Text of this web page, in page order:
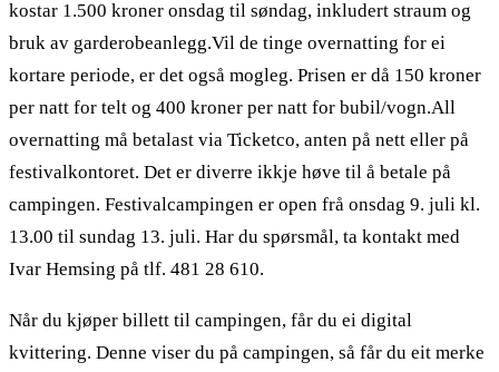
kostar 1.500 kroner onsdag til søndag, inkludert straum og
bruk av garderobeanlegg.Vil de tinge overnatting for ei
kortare periode, er det også mogleg. Prisen er då 150 kroner
per natt for telt og 400 kroner per natt for bubil/vogn.All
overnatting må betalast via Ticketco, anten på nett eller på
festivalkontoret. Det er diverre ikkje høve til å betale på
campingen. Festivalcampingen er open frå onsdag 9. juli kl.
13.00 til sundag 13. juli. Har du spørsmål, ta kontakt med
Ivar Hemsing på tlf. 481 28 610.
Når du kjøper billett til campingen, får du ei digital
kvittering. Denne viser du på campingen, så får du eit merke